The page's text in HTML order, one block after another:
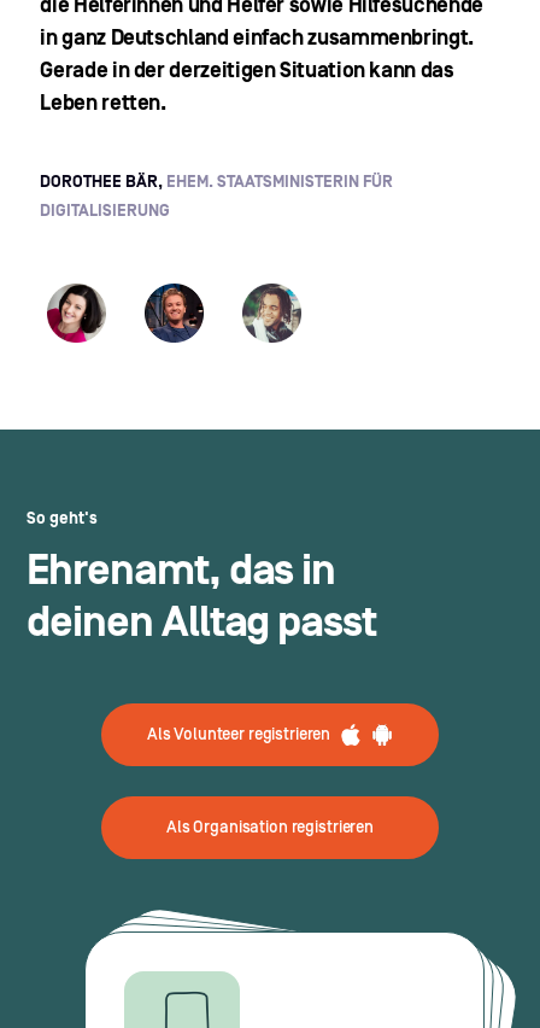
die Helferinnen und Helfer sowie Hilfesuchende
in ganz Deutschland einfach zusammenbringt.
Gerade in der derzeitigen Situation kann das
Leben retten.
DOROTHEE BÄR, EHEM. STAATSMINISTERIN FÜR
DIGITALISIERUNG
So geht's
Ehrenamt, das in
deinen Alltag passt
Als Volunteer registrieren
Als Organisation registrieren